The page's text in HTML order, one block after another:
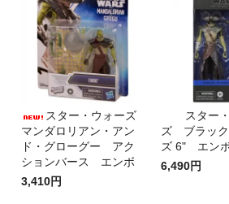
スター・ウォーズ
マンダロリアン・アン
ド・グローグー アク
ションバース エンボ
3,410円
スター
ズ ブラック
ズ 6" エン
6,490円